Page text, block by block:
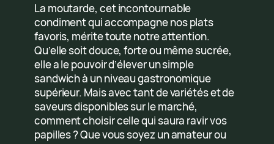
La moutarde, cet incontournable
condiment qui accompagne nos plats
favoris, mérite toute notre attention.
Qu’elle soit douce, forte ou même sucrée,
elle a le pouvoir d’élever un simple
sandwich à un niveau gastronomique
supérieur. Mais avec tant de variétés et de
saveurs disponibles sur le marché,
comment choisir celle qui saura ravir vos
papilles ? Que vous soyez un amateur ou